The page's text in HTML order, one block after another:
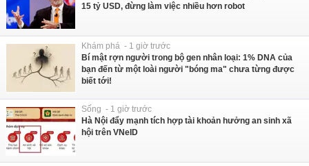
15 tỷ USD, đừng làm việc nhiều hơn robot
Khám phá - 1 giờ trước
Bí mật rợn người trong bộ gen nhân loại: 1% DNA của
bạn đến từ một loài người "bóng ma" chưa từng được
biết tới!
Sống - 1 giờ trước
Hà Nội đẩy mạnh tích hợp tài khoản hưởng an sinh xã
hội trên VNeID